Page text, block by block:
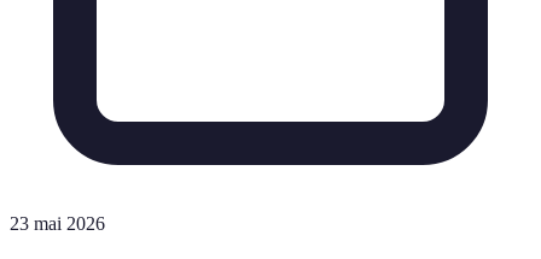
23 mai 2026